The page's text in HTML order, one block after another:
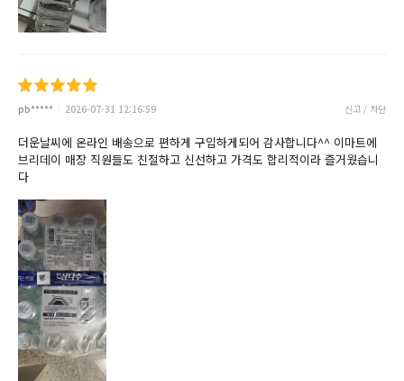
pb***** 2026-07-31 12:16:59 신고 / 차단
더운날씨에 온라인 배송으로 편하게 구입하게되어 감사합니다^^ 이마트에
브리데이 매장 직원들도 친절하고 신선하고 가격도 합리적이라 즐거웠습니
다